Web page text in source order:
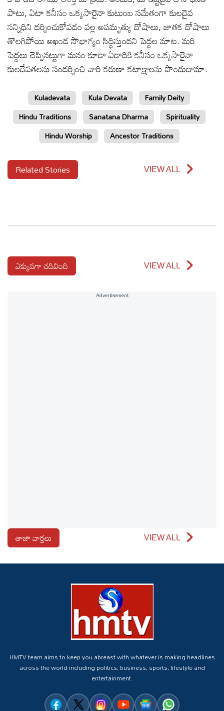
పాటు, ఏటా కనీసం ఒక్కసారైనా కుటుంబ సమేతంగా కులదైవ
సన్నిధిని దర్శించుకోవడం వల్ల అపమృత్యు దోషాలు, జాతక దోషాలు
తొలగిపోయి అఖండ సౌభాగ్యం సిద్ధిస్తుందని పెద్దల మాట. మరి
పెద్దలు చెప్పినట్టుగా మనం కూడా ఏడాదికి కనీసం ఒక్కసారైనా
కులదేవతలను సందర్శించి వారి కరుణా కటాక్షాలను పొందుదామా.
Kuladevata Kula Devata
Family Deity
Hindu Traditions
Sanatana Dharma
Spirituality
Hindu Worship
Ancestor Traditions
Related Stories VIEW ALL
ఎక్కువగా చదివింది VIEW ALL
Advertisement
తాజా వార్తలు VIEW ALL
HMTV team aims to keep you abreast with whatever is making headlines
across the world including politics, business, sports, lifestyle and
entertainment.